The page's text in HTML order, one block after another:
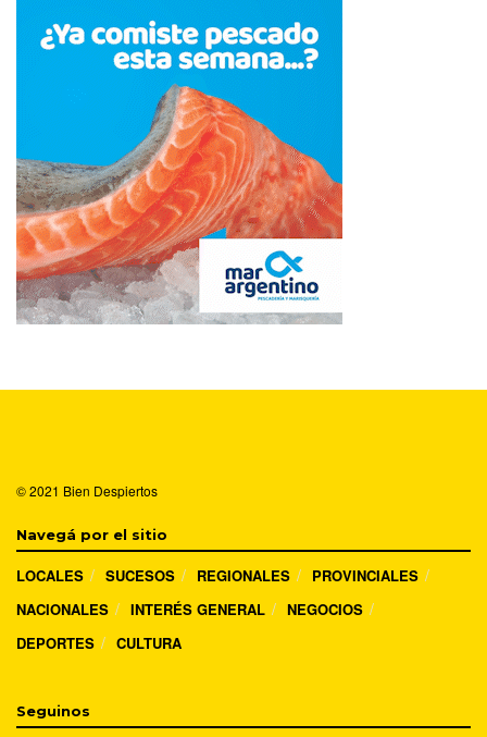
© 2021 Bien Despiertos
Navegá por el sitio
LOCALES SUCESOS REGIONALES
PROVINCIALES
NACIONALES
INTERÉS GENERAL
NEGOCIOS
DEPORTES
CULTURA
Seguinos